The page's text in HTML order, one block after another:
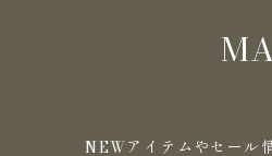
NEWアイテムやセール